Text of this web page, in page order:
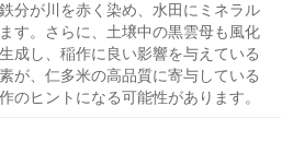
分が川を赤く染め、水田にミネラル
す。さらに、土壌中の黒雲母も風化
成し、稲作に良い影響を与えている
が、仁多米の高品質に寄与している
のヒントになる可能性があります。